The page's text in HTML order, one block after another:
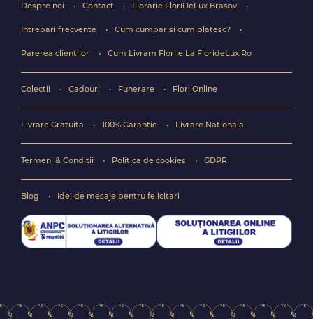
Despre noi Contact Florarie FloriDeLux Brasov
Intrebari frecvente Cum cumpar si cum platesc?
Parerea clientilor Cum Livram Florile La FlorideLux.Ro
Colectii Cadouri Funerare Flori Online
Livrare Gratuita 100% Garantie Livrare Nationala
Termeni & Conditii Politica de cookies GDPR
Blog Idei de mesaje pentru felicitari